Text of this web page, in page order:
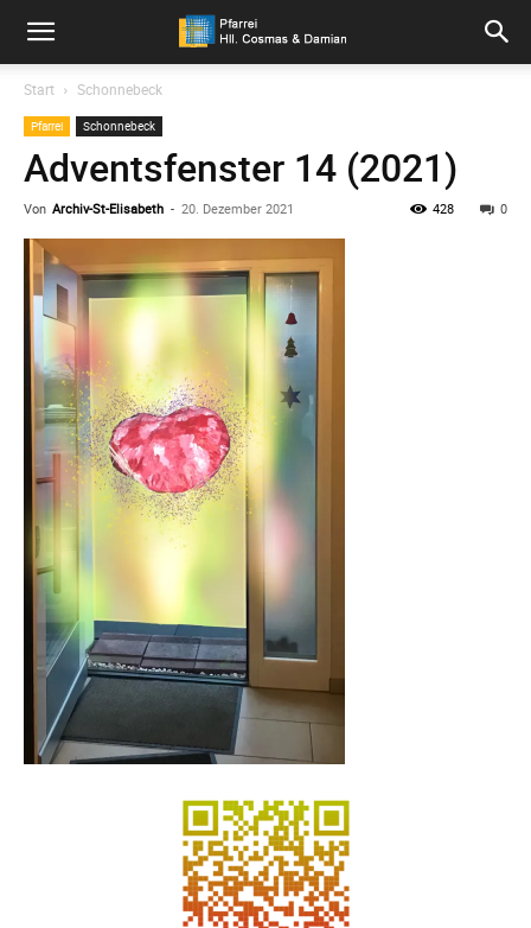
Pfarrei
Hll.
Cosmas
und
Damian
Start Schonnebeck
Pfarrei Schonnebeck
Adventsfenster 14 (2021)
Von Archiv-St-Elisabeth - 20. Dezember 2021 0
428